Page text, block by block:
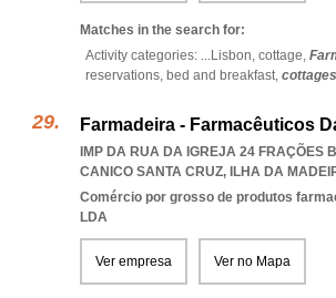
Matches in the search for:
Activity categories: ...Lisbon, cottage,
reservations, bed and breakfast,
Farmadeira - Farmacêuticos
IMP DA RUA DA IGREJA 24 FRAÇÕES
CANICO SANTA CRUZ, ILHA DA
Comércio por grosso de produtos
LDA
Ver empresa Ver no Mapa